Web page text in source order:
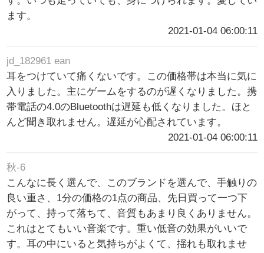
ます。
2021-01-04 06:00:11
jd_182961 ean
耳をつけていて痛くないです。この価格帯は本当に気に
入りました。主にゲームをするのが遅くなりました。携
帯電話の4.0のBluetoothは遅延も低くなりました。ほと
んど聞き取れません。遅延が心配されています。
2021-01-04 06:00:11
秋-6
こんなに長く選んで、このブランドを選んで、手触りの
良い重さ、1分の価格の1点の商品、先日買って一つ下
がって、持って落ちて、音質もあまり良くありません。
これはとてもいい音楽です。重い低音の効果がいいで
す。耳の中にいると気持ちがよくて、揺れも取れませ